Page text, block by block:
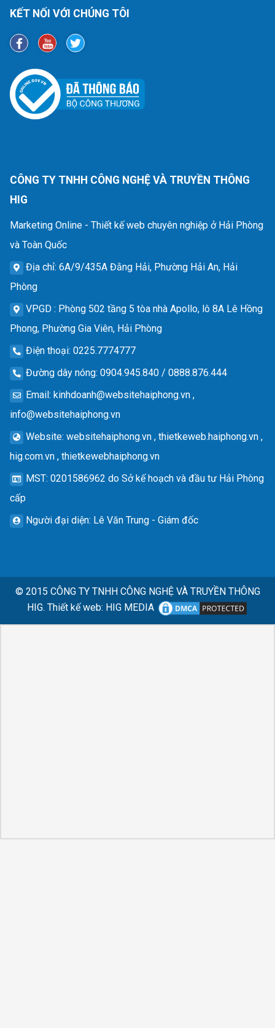
KẾT NỐI VỚI CHÚNG TÔI
CÔNG TY TNHH CÔNG NGHỆ VÀ TRUYỀN THÔNG
HIG
Marketing Online - Thiết kế web chuyên nghiệp ở Hải Phòng
và Toàn Quốc
Địa chỉ: 6A/9/435A Đằng Hải, Phường Hải An, Hải
Phòng
VPGD : Phòng 502 tầng 5 tòa nhà Apollo, lô 8A Lê Hồng
Phong, Phường Gia Viên, Hải Phòng
Điện thoại: 0225.7774777
Đường dây nóng: 0904.945.840 / 0888.876.444
Email: kinhdoanh@websitehaiphong.vn ,
info@websitehaiphong.vn
Website: websitehaiphong.vn , thietkeweb.haiphong.vn ,
hig.com.vn , thietkewebhaiphong.vn
MST: 0201586962 do Sở kế hoạch và đầu tư Hải Phòng
cấp
Người đại diện: Lê Văn Trung - Giám đốc
© 2015 CÔNG TY TNHH CÔNG NGHỆ VÀ TRUYỀN THÔNG
HIG. Thiết kế web: HIG MEDIA